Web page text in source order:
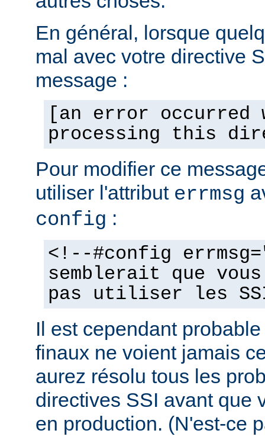
En général, lorsque
mal avec votre directive
message :
[an error occurred
processing this
Pour modifier ce
utiliser l'attribut errmsg
config :
<!--#config
semblerait que
pas utiliser les
Il est cependant
finaux ne voient jamais
aurez résolu tous les
directives SSI avant que
en production. (N'est-ce